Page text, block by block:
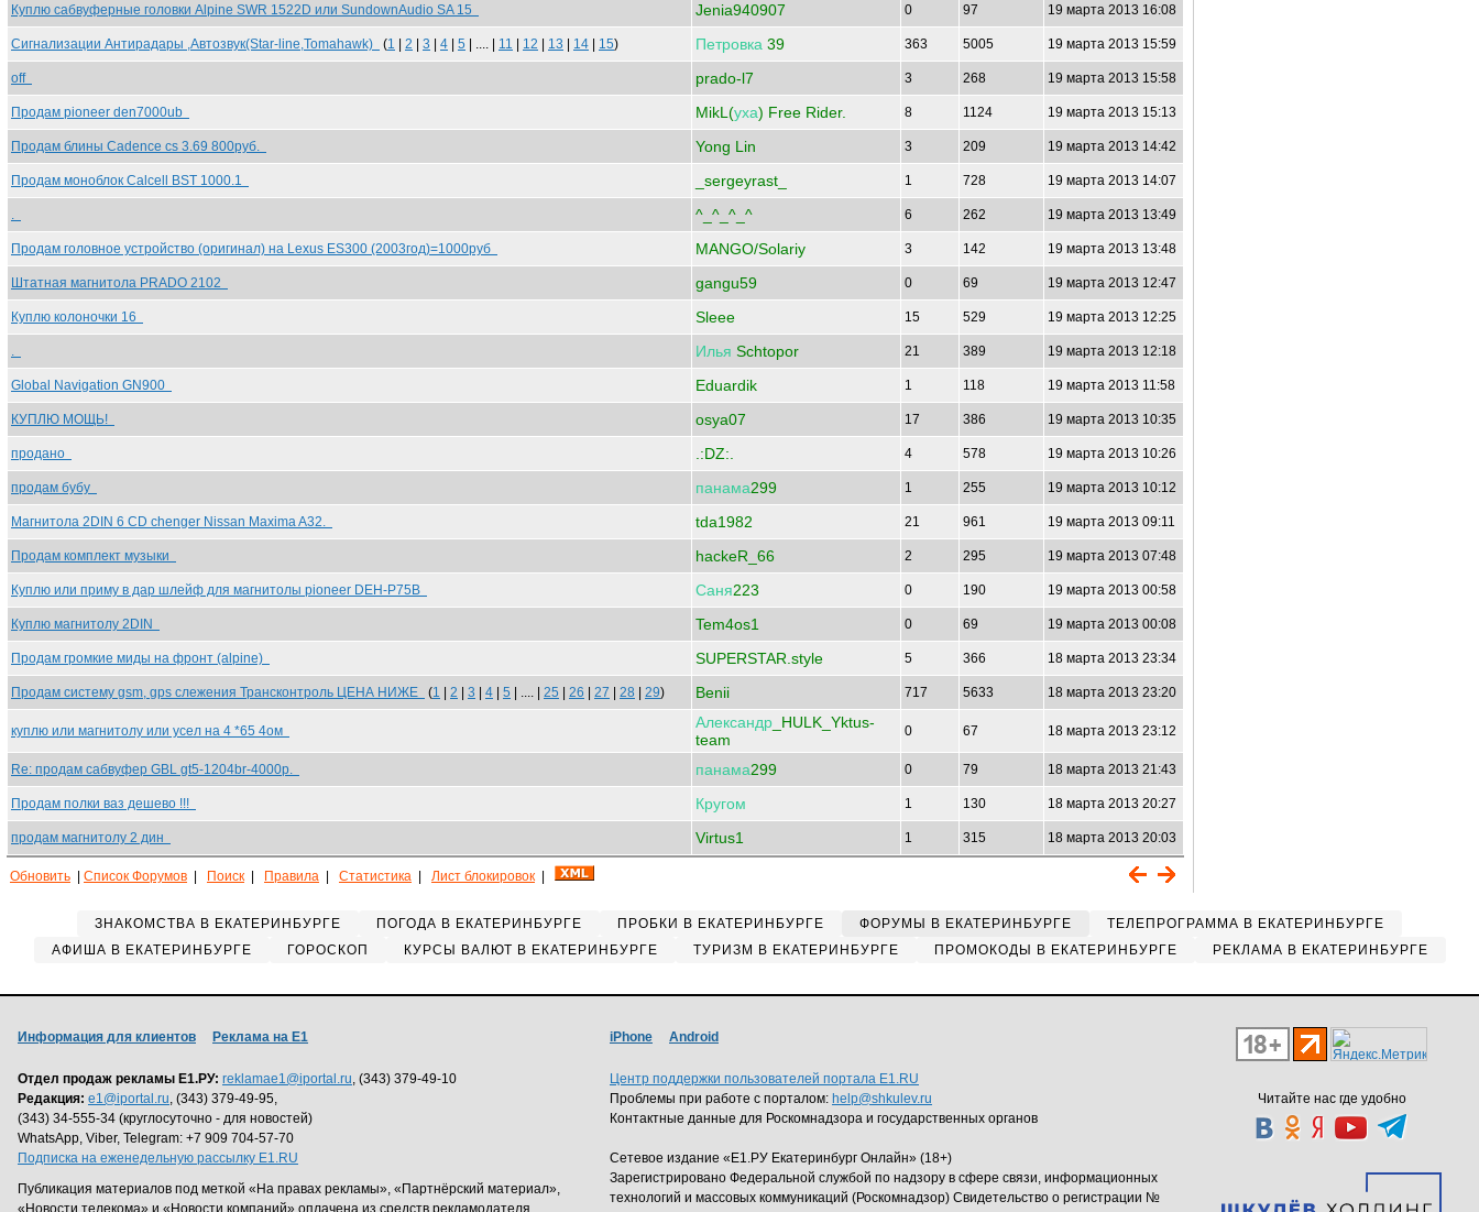
Куплю сабвуферные головки Alpine SWR 1522D или SundownAudio SA 15 Jenia940907 0 97 19 марта 2013 16:08
Сигнализации Антирадары ,Автозвук(Star-line,Tomahawk) (1 2 3 4 5 | .... | 11 12 13 14 15) Петровка 39 363 5005 19 марта 2013 15:59
off prado-l7 3 268 19 марта 2013 15:58
Продам pioneer den7000ub MikL(уха) Free Rider. 8 1124 19 марта 2013 15:13
Продам блины Cadence cs 3.69 800руб. Yong Lin 3 209 19 марта 2013 14:42
Продам моноблок Calcell BST 1000.1 _sergeyrast_ 1 728 19 марта 2013 14:07
. ^_^_^_^ 6 262 19 марта 2013 13:49
Продам головное устройство (оригинал) на Lexus ES300 (2003год)=1000руб MANGO/Solariy 3 142 19 марта 2013 13:48
Штатная магнитола PRADO 2102 gangu59 0 69 19 марта 2013 12:47
Куплю колоночки 16 Sleee 15 529 19 марта 2013 12:25
. Илья Schtopor 21 389 19 марта 2013 12:18
Global Navigation GN900 Eduardik 1 118 19 марта 2013 11:58
КУПЛЮ МОЩЬ! osya07 17 386 19 марта 2013 10:35
продано .:DZ:. 4 578 19 марта 2013 10:26
продам бубу панама299 1 255 19 марта 2013 10:12
Магнитола 2DIN 6 CD chenger Nissan Maxima A32. tda1982 21 961 19 марта 2013 09:11
Продам комплект музыки hackeR_66 2 295 19 марта 2013 07:48
Куплю или приму в дар шлейф для магнитолы pioneer DEH-P75B Саня223 0 190 19 марта 2013 00:58
Куплю магнитолу 2DIN Tem4os1 0 69 19 марта 2013 00:08
Продам громкие миды на фронт (alpine) SUPERSTAR.style 5 366 18 марта 2013 23:34
Продам систему gsm, gps слежения Трансконтроль ЦЕНА НИЖЕ (1 2 3 4 5 | .... | 25 26 27 28 29) Benii 717 5633 18 марта 2013 23:20
куплю или магнитолу или усел на 4 *65 4ом Александр _HULK_Yktus-
team
0 67 18 марта 2013 23:12
Re: продам сабвуфер GBL gt5-1204br-4000р. панама299 0 79 18 марта 2013 21:43
Продам полки ваз дешево !!! Кругом 1 130 18 марта 2013 20:27
продам магнитолу 2 дин Virtus1 1 315 18 марта 2013 20:03
Обновить Список Форумов Поиск Правила Статистика Лист блокировок
ЗНАКОМСТВА В ЕКАТЕРИНБУРГЕ ПОГОДА В ЕКАТЕРИНБУРГЕ ПРОБКИ В ЕКАТЕРИНБУРГЕ ФОРУМЫ В ЕКАТЕРИНБУРГЕ
ТЕЛЕПРОГРАММА В ЕКАТЕРИНБУРГЕ
АФИША В ЕКАТЕРИНБУРГЕ
ГОРОСКОП КУРСЫ ВАЛЮТ В ЕКАТЕРИНБУРГЕ ТУРИЗМ В ЕКАТЕРИНБУРГЕ ПРОМОКОДЫ В ЕКАТЕРИНБУРГЕ РЕКЛАМА В ЕКАТЕРИНБУРГЕ
Читайте нас где удобно
Информация для клиентов Реклама на Е1
Отдел продаж рекламы Е1.РУ: reklamae1@iportal.ru, (343) 379-49-10
Редакция: e1@iportal.ru, (343) 379-49-95,
(343) 34-555-34 (круглосуточно - для новостей)
WhatsApp, Viber, Telegram: +7 909 704-57-70
Подписка на еженедельную рассылку E1.RU
Публикация материалов под меткой «На правах рекламы», «Партнёрский материал»,
«Новости телекома» и «Новости компаний» оплачена из средств рекламодателя
iPhone Android
Центр поддержки пользователей портала E1.RU
Проблемы при работе с порталом: help@shkulev.ru
Контактные данные для Роскомнадзора и государственных органов
Сетевое издание «Е1.РУ Екатеринбург Онлайн» (18+)
Зарегистрировано Федеральной службой по надзору в сфере связи, информационных
технологий и массовых коммуникаций (Роскомнадзор) Свидетельство о регистрации №